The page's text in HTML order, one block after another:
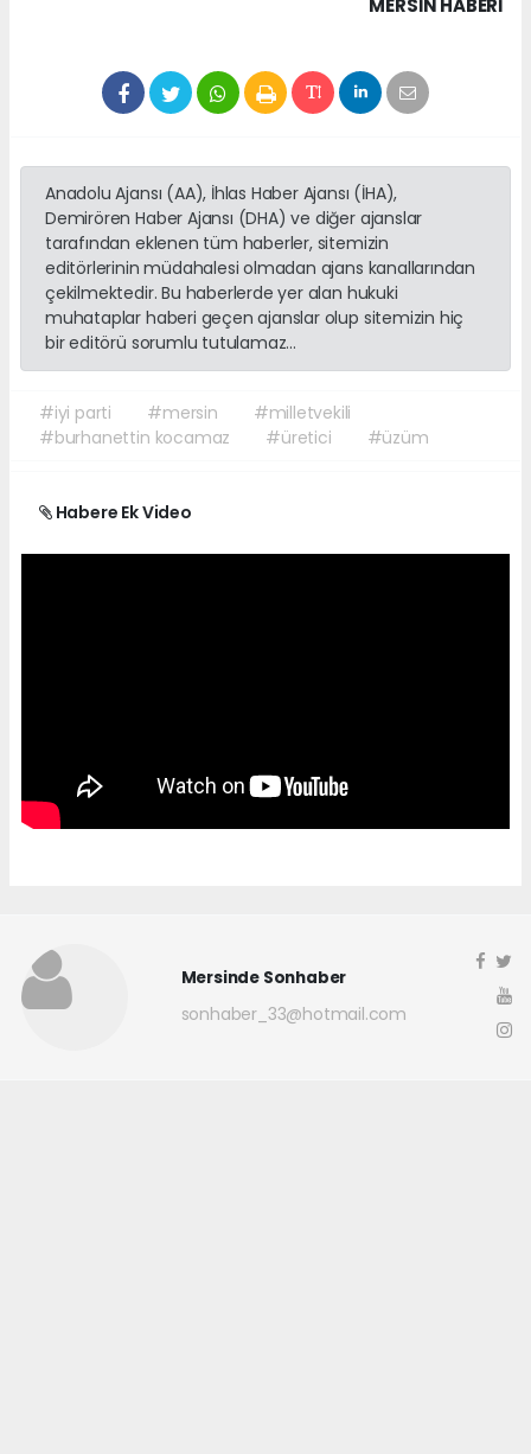
MERSIN HABERİ
Anadolu Ajansı (AA), İhlas Haber Ajansı (İHA),
Demirören Haber Ajansı (DHA) ve diğer ajanslar
tarafından eklenen tüm haberler, sitemizin
editörlerinin müdahalesi olmadan ajans kanallarından
çekilmektedir. Bu haberlerde yer alan hukuki
muhataplar haberi geçen ajanslar olup sitemizin hiç
bir editörü sorumlu tutulamaz...
#iyi parti #mersin
#milletvekili
#burhanettin kocamaz
#üretici #üzüm
Habere Ek Video
Mersinde Sonhaber
sonhaber_33@hotmail.com